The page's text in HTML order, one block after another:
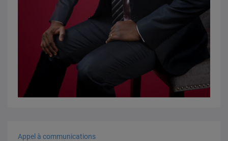
Appel à communications